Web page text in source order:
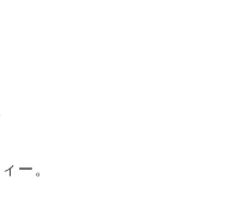
ー。